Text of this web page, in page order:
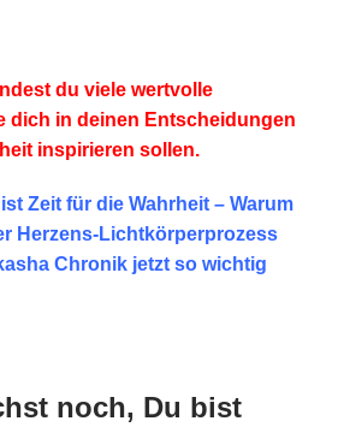
du viele wertvolle
dich in deinen Entscheidungen
inspirieren sollen.
ist Zeit für die Wahrheit – Warum
Herzens-Lichtkörperprozess
Chronik jetzt so wichtig
noch, Du bist